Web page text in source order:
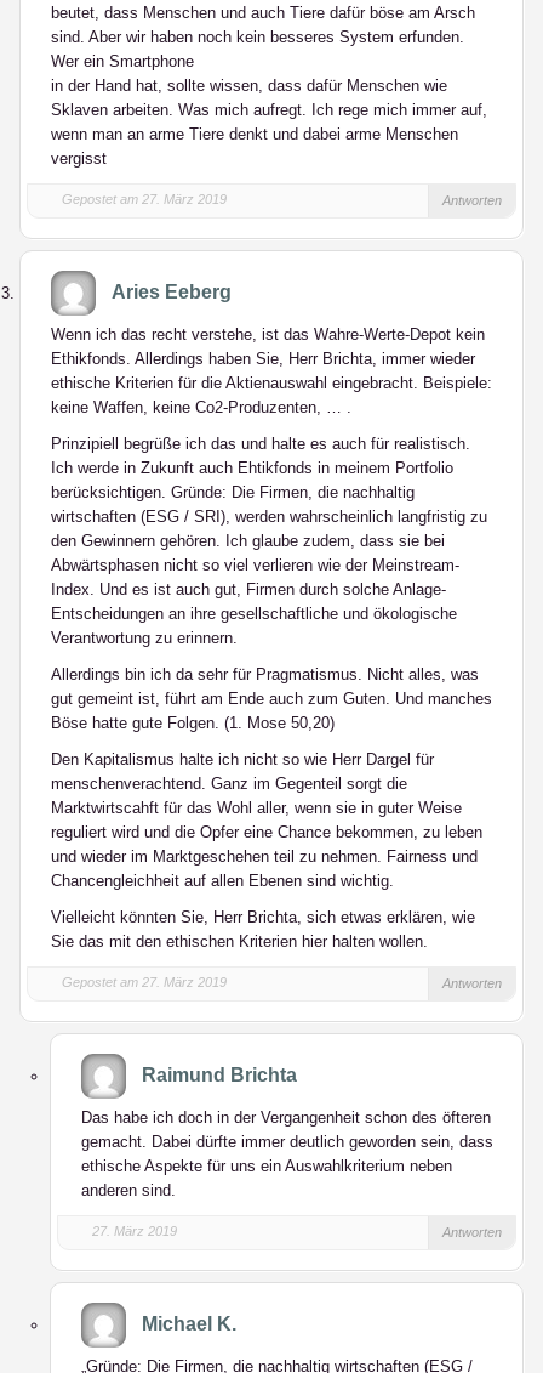
beutet, dass Menschen und auch Tiere dafür böse am Arsch
sind. Aber wir haben noch kein besseres System erfunden.
Wer ein Smartphone
in der Hand hat, sollte wissen, dass dafür Menschen wie
Sklaven arbeiten. Was mich aufregt. Ich rege mich immer auf,
wenn man an arme Tiere denkt und dabei arme Menschen
vergisst
Gepostet am 27. März 2019 Antworten
Aries Eeberg
Wenn ich das recht verstehe, ist das Wahre-Werte-Depot kein
Ethikfonds. Allerdings haben Sie, Herr Brichta, immer wieder
ethische Kriterien für die Aktienauswahl eingebracht. Beispiele:
keine Waffen, keine Co2-Produzenten, … .
Prinzipiell begrüße ich das und halte es auch für realistisch.
Ich werde in Zukunft auch Ehtikfonds in meinem Portfolio
berücksichtigen. Gründe: Die Firmen, die nachhaltig
wirtschaften (ESG / SRI), werden wahrscheinlich langfristig zu
den Gewinnern gehören. Ich glaube zudem, dass sie bei
Abwärtsphasen nicht so viel verlieren wie der Meinstream-
Index. Und es ist auch gut, Firmen durch solche Anlage-
Entscheidungen an ihre gesellschaftliche und ökologische
Verantwortung zu erinnern.
Allerdings bin ich da sehr für Pragmatismus. Nicht alles, was
gut gemeint ist, führt am Ende auch zum Guten. Und manches
Böse hatte gute Folgen. (1. Mose 50,20)
Den Kapitalismus halte ich nicht so wie Herr Dargel für
menschenverachtend. Ganz im Gegenteil sorgt die
Marktwirtscahft für das Wohl aller, wenn sie in guter Weise
reguliert wird und die Opfer eine Chance bekommen, zu leben
und wieder im Marktgeschehen teil zu nehmen. Fairness und
Chancengleichheit auf allen Ebenen sind wichtig.
Vielleicht könnten Sie, Herr Brichta, sich etwas erklären, wie
Sie das mit den ethischen Kriterien hier halten wollen.
Gepostet am 27. März 2019 Antworten
Raimund Brichta
Das habe ich doch in der Vergangenheit schon des öfteren
gemacht. Dabei dürfte immer deutlich geworden sein, dass
ethische Aspekte für uns ein Auswahlkriterium neben
anderen sind.
27. März 2019 Antworten
Michael K.
„Gründe: Die Firmen, die nachhaltig wirtschaften (ESG /